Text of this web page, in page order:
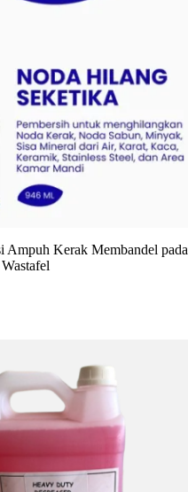
Kerak Membandel pada